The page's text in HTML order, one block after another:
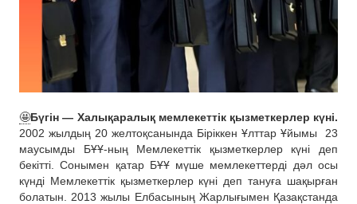
🤩Бүгін — Халықаралық мемлекеттік қызметкерлер күні.
2002 жылдың 20 желтоқсанында Біріккен Ұлттар Ұйымы
23
маусымды БҰҰ-ның Мемлекеттік қызметкерлер күні деп
бекітті. Сонымен қатар БҰҰ мүше мемлекеттерді дәл осы
күнді Мемлекеттік қызметкерлер күні деп тануға шақырған
болатын. 2013 жылы Елбасының Жарлығымен Қазақстанда